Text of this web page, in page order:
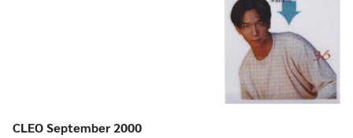
CLEO September 2000